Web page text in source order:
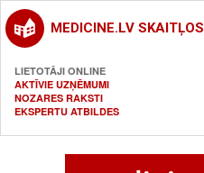
MEDICINE.LV SKAITĻOS
LIETOTĀJI ONLINE
AKTĪVIE UZŅĒMUMI
NOZARES RAKSTI
EKSPERTU ATBILDES